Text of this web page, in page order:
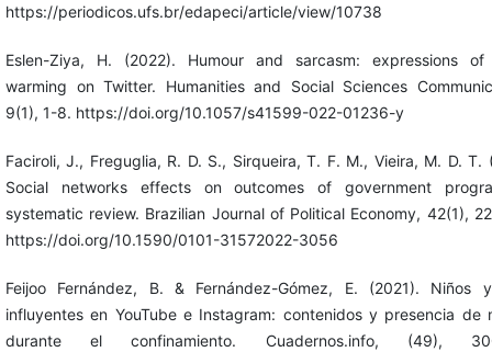
https://periodicos.ufs.br/edapeci/article/view/10738
Eslen-Ziya, H. (2022). Humour and sarcasm: expressions of
warming on Twitter. Humanities and Social Sciences
9(1), 1-8. https://doi.org/10.1057/s41599-022-01236-y
Faciroli, J., Freguglia, R. D. S., Sirqueira, T. F. M., Vieira, M. D. T.
Social networks effects on outcomes of government
systematic review. Brazilian Journal of Political Economy, 42(1),
https://doi.org/10.1590/0101-31572022-3056
Feijoo Fernández, B. & Fernández-Gómez, E. (2021). Niños
influyentes en YouTube e Instagram: contenidos y presencia de
durante el confinamiento. Cuadernos.info, (49),